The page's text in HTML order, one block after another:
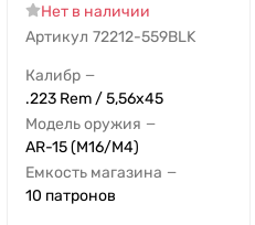
Нет в наличии
Артикул 72212-559BLK
Калибр —
.223 Rem / 5,56x45
Модель оружия —
AR-15 (M16/M4)
Емкость магазина —
10 патронов